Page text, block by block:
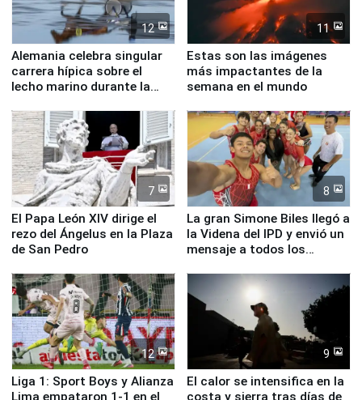
12
Alemania celebra singular
carrera hípica sobre el
lecho marino durante la
11
Estas son las imágenes
más impactantes de la
semana en el mundo
7
El Papa León XIV dirige el
rezo del Ángelus en la Plaza
de San Pedro
8
La gran Simone Biles llegó a
la Videna del IPD y envió un
mensaje a todos los
12
Liga 1: Sport Boys y Alianza
Lima empataron 1-1 en el
9
El calor se intensifica en la
costa y sierra tras días de